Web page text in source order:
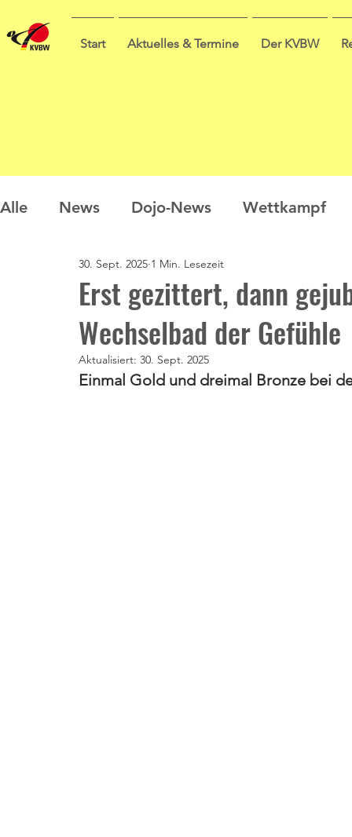
Start Aktuelles & Termine Der KVBW
Alle News Dojo-News Wettkampf
Nachwuchs Prüfungen
Sommercamp Umfrage
Erst gezittert, dann
Wechselbad der Gefühle
30. Sept. 2025 1 Min. Lesezeit
Aktualisiert: 30. Sept. 2025
Einmal Gold und dreimal Bronze bei